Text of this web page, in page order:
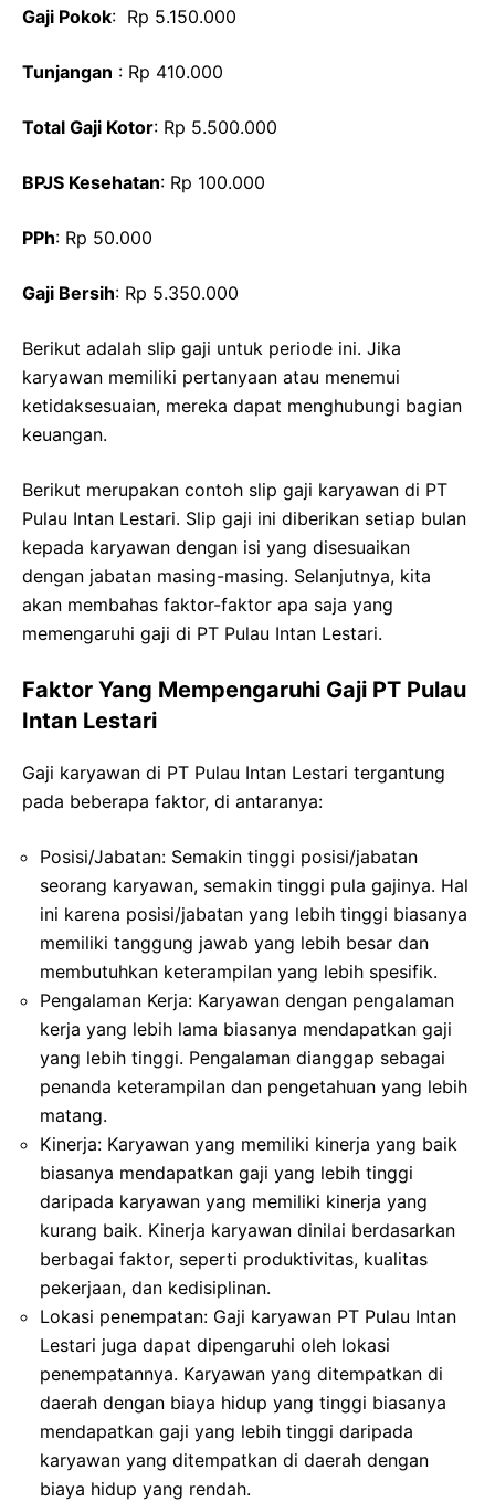
Gaji Pokok: Rp 5.150.000
Tunjangan : Rp 410.000
Total Gaji Kotor: Rp 5.500.000
BPJS Kesehatan: Rp 100.000
PPh: Rp 50.000
Gaji Bersih: Rp 5.350.000
Berikut adalah slip gaji untuk periode ini. Jika
karyawan memiliki pertanyaan atau menemui
ketidaksesuaian, mereka dapat menghubungi bagian
keuangan.
Berikut merupakan contoh slip gaji karyawan di PT
Pulau Intan Lestari. Slip gaji ini diberikan setiap bulan
kepada karyawan dengan isi yang disesuaikan
dengan jabatan masing-masing. Selanjutnya, kita
akan membahas faktor-faktor apa saja yang
memengaruhi gaji di PT Pulau Intan Lestari.
Faktor Yang Mempengaruhi Gaji PT Pulau
Intan Lestari
Gaji karyawan di PT Pulau Intan Lestari tergantung
pada beberapa faktor, di antaranya:
Posisi/Jabatan: Semakin tinggi posisi/jabatan
seorang karyawan, semakin tinggi pula gajinya. Hal
ini karena posisi/jabatan yang lebih tinggi biasanya
memiliki tanggung jawab yang lebih besar dan
membutuhkan keterampilan yang lebih spesifik.
Pengalaman Kerja: Karyawan dengan pengalaman
kerja yang lebih lama biasanya mendapatkan gaji
yang lebih tinggi. Pengalaman dianggap sebagai
penanda keterampilan dan pengetahuan yang lebih
matang.
Kinerja: Karyawan yang memiliki kinerja yang baik
biasanya mendapatkan gaji yang lebih tinggi
daripada karyawan yang memiliki kinerja yang
kurang baik. Kinerja karyawan dinilai berdasarkan
berbagai faktor, seperti produktivitas, kualitas
pekerjaan, dan kedisiplinan.
Lokasi penempatan: Gaji karyawan PT Pulau Intan
Lestari juga dapat dipengaruhi oleh lokasi
penempatannya. Karyawan yang ditempatkan di
daerah dengan biaya hidup yang tinggi biasanya
mendapatkan gaji yang lebih tinggi daripada
karyawan yang ditempatkan di daerah dengan
biaya hidup yang rendah.